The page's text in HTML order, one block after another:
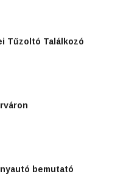
Tűzoltó Találkozó
bemutató